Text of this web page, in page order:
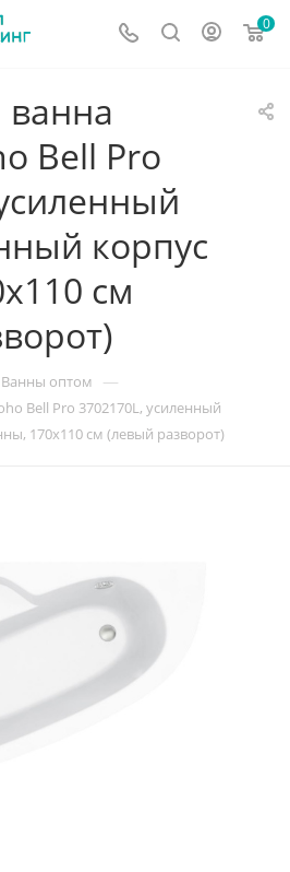
0
Bell Pro
корпус
см
Ванны оптом —
Bell Pro 3702170L, усиленный
170x110 см (левый разворот)